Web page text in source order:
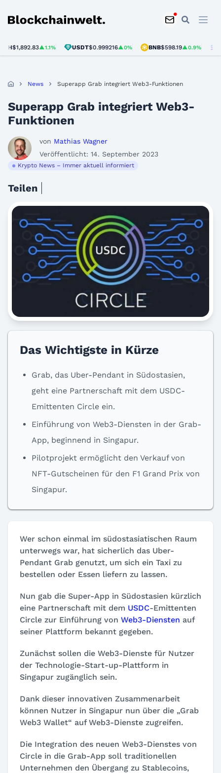
Blockchainwelt
$1,892.83▲1.1% USDT$0.999216▲0% BNB$598.19▲0.9% SOL
News Superapp Grab integriert Web3-Funktionen
Superapp Grab integriert Web3-
Funktionen
von Mathias Wagner
Veröffentlicht: 14. September 2023
Krypto News – Immer aktuell informiert
Teilen
Das Wichtigste in Kürze
Grab, das Uber-Pendant in Südostasien,
geht eine Partnerschaft mit dem USDC-
Emittenten Circle ein.
Einführung von Web3-Diensten in der Grab-
App, beginnend in Singapur.
Pilotprojekt ermöglicht den Verkauf von
NFT-Gutscheinen für den F1 Grand Prix von
Singapur.
Wer schon einmal im südostasiatischen Raum
unterwegs war, hat sicherlich das Uber-
Pendant Grab genutzt, um sich ein Taxi zu
bestellen oder Essen liefern zu lassen.
Nun gab die Super-App in Südostasien kürzlich
eine Partnerschaft mit dem USDC-Emittenten
Circle zur Einführung von Web3-Diensten auf
seiner Plattform bekannt gegeben.
Zunächst sollen die Web3-Dienste für Nutzer
der Technologie-Start-up-Plattform in
Singapur zugänglich sein.
Dank dieser innovativen Zusammenarbeit
können Nutzer in Singapur nun über die „Grab
Web3 Wallet“ auf Web3-Dienste zugreifen.
Die Integration des neuen Web3-Dienstes von
Circle in die Grab-App soll traditionellen
Unternehmen den Übergang zu Stablecoins,